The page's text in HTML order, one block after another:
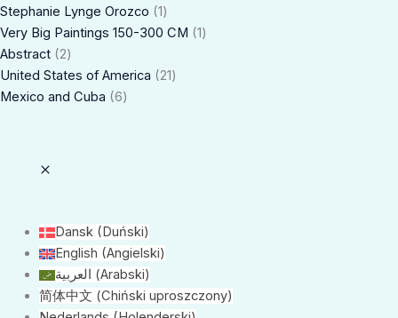
Stephanie Lynge Orozco
1
Very Big Paintings 150-300 CM
1
Abstract 2
United States of America
21
Mexico and Cuba
6
Dansk(Duński)
English (Angielski)
العربية (Arabski)
简体中文 (Chiński uproszczony)